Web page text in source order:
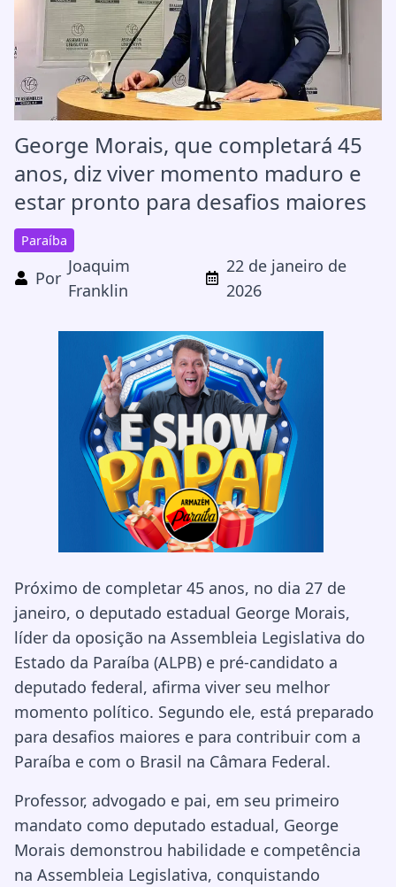
George Morais, que completará 45
anos, diz viver momento maduro e
estar pronto para desafios maiores
Paraíba
Por
Joaquim
Franklin
22 de janeiro de
2026
Próximo de completar 45 anos, no dia 27 de
janeiro, o deputado estadual George Morais,
líder da oposição na Assembleia Legislativa do
Estado da Paraíba (ALPB) e pré-candidato a
deputado federal, afirma viver seu melhor
momento político. Segundo ele, está preparado
para desafios maiores e para contribuir com a
Paraíba e com o Brasil na Câmara Federal.
Professor, advogado e pai, em seu primeiro
mandato como deputado estadual, George
Morais demonstrou habilidade e competência
na Assembleia Legislativa, conquistando